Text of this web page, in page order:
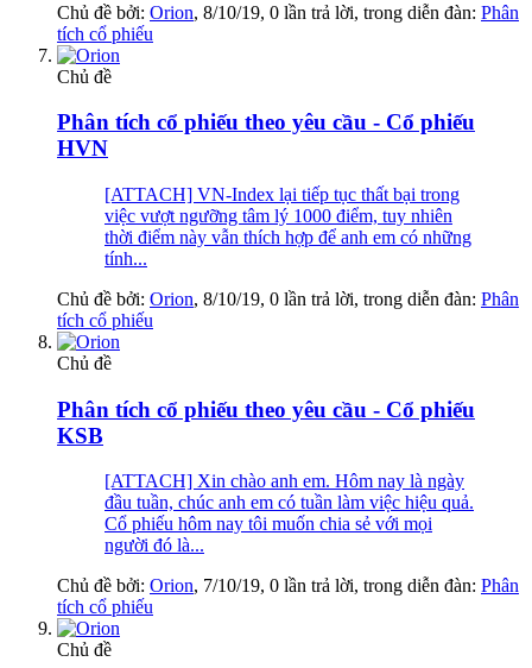
Chủ đề bởi: Orion, 8/10/19, 0 lần trả lời, trong diễn đàn: Phân
tích cổ phiếu
Chủ đề
Phân tích cổ phiếu theo yêu cầu - Cổ phiếu
HVN
[ATTACH] VN-Index lại tiếp tục thất bại trong
việc vượt ngưỡng tâm lý 1000 điểm, tuy nhiên
thời điểm này vẫn thích hợp để anh em có những
tính...
Chủ đề bởi: Orion, 8/10/19, 0 lần trả lời, trong diễn đàn: Phân
tích cổ phiếu
Chủ đề
Phân tích cổ phiếu theo yêu cầu - Cổ phiếu
KSB
[ATTACH] Xin chào anh em. Hôm nay là ngày
đầu tuần, chúc anh em có tuần làm việc hiệu quả.
Cổ phiếu hôm nay tôi muốn chia sẻ với mọi
người đó là...
Chủ đề bởi: Orion, 7/10/19, 0 lần trả lời, trong diễn đàn: Phân
tích cổ phiếu
Chủ đề